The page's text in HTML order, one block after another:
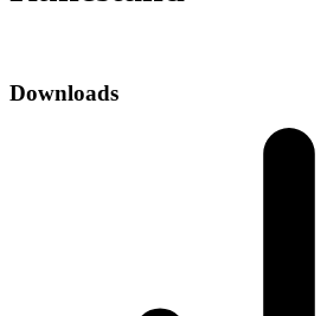
Downloads